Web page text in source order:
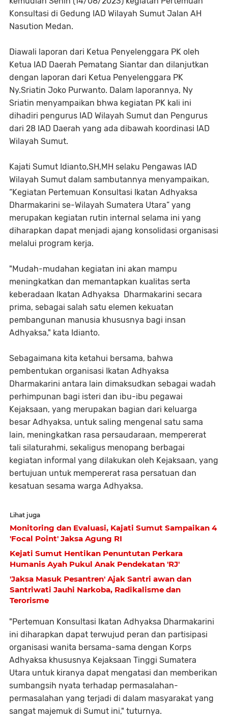
Konsultasi di Gedung IAD Wilayah Sumut Jalan AH
Nasution Medan.
Diawali laporan dari Ketua Penyelenggara PK oleh
Ketua IAD Daerah Pematang Siantar dan dilanjutkan
dengan laporan dari Ketua Penyelenggara PK
Ny.Sriatin Joko Purwanto. Dalam laporannya, Ny
Sriatin menyampaikan bhwa kegiatan PK kali ini
dihadiri pengurus IAD Wilayah Sumut dan Pengurus
dari 28 IAD Daerah yang ada dibawah koordinasi IAD
Wilayah Sumut.
Kajati Sumut Idianto,SH,MH selaku Pengawas IAD
Wilayah Sumut dalam sambutannya menyampaikan,
“Kegiatan Pertemuan Konsultasi Ikatan Adhyaksa
Dharmakarini se-Wilayah Sumatera Utara” yang
merupakan kegiatan rutin internal selama ini yang
diharapkan dapat menjadi ajang konsolidasi organisasi
melalui program kerja.
"Mudah-mudahan kegiatan ini akan mampu
meningkatkan dan memantapkan kualitas serta
keberadaan Ikatan Adhyaksa Dharmakarini secara
prima, sebagai salah satu elemen kekuatan
pembangunan manusia khususnya bagi insan
Adhyaksa," kata Idianto.
Sebagaimana kita ketahui bersama, bahwa
pembentukan organisasi Ikatan Adhyaksa
Dharmakarini antara lain dimaksudkan sebagai wadah
perhimpunan bagi isteri dan ibu-ibu pegawai
Kejaksaan, yang merupakan bagian dari keluarga
besar Adhyaksa, untuk saling mengenal satu sama
lain, meningkatkan rasa persaudaraan, mempererat
tali silaturahmi, sekaligus menopang berbagai
kegiatan informal yang dilakukan oleh Kejaksaan, yang
bertujuan untuk mempererat rasa persatuan dan
kesatuan sesama warga Adhyaksa.
Lihat juga
Monitoring dan Evaluasi, Kajati Sumut Sampaikan 4
'Focal Point' Jaksa Agung RI
Kejati Sumut Hentikan Penuntutan Perkara
Humanis Ayah Pukul Anak Pendekatan 'RJ'
'Jaksa Masuk Pesantren' Ajak Santri awan dan
Santriwati Jauhi Narkoba, Radikalisme dan
Terorisme
"Pertemuan Konsultasi Ikatan Adhyaksa Dharmakarini
ini diharapkan dapat terwujud peran dan partisipasi
organisasi wanita bersama-sama dengan Korps
Adhyaksa khususnya Kejaksaan Tinggi Sumatera
Utara untuk kiranya dapat mengatasi dan memberikan
sumbangsih nyata terhadap permasalahan-
permasalahan yang terjadi di dalam masyarakat yang
sangat majemuk di Sumut ini," tuturnya.